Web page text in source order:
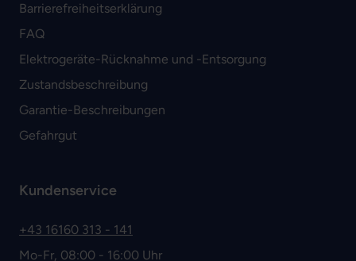
Barrierefreiheitserklärung
FAQ
Elektrogeräte-Rücknahme und -Entsorgung
Zustandsbeschreibung
Garantie-Beschreibungen
Gefahrgut
Kundenservice
+43 16160 313 - 141
Mo-Fr, 08:00 - 16:00 Uhr